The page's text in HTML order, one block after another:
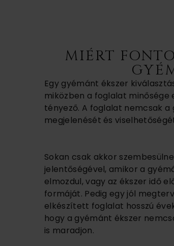
MIÉRT
Egy gyémánt ékszer
miközben a foglalat
tényező. A foglalat nemcsak
megjelenését és
Sokan csak akkor
jelentőségével, amikor a
elmozdul, vagy az ékszer idő
formáját. Pedig egy jól
elkészített foglalat hosszú
hogy a gyémánt ékszer
is maradjon.